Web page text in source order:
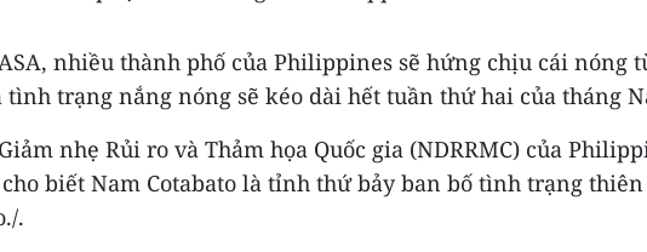
nhiều thành phố của Philippines sẽ hứng chịu cái nóng
tình trạng nắng nóng sẽ kéo dài hết tuần thứ hai của tháng
nhẹ Rủi ro và Thảm họa Quốc gia (NDRRMC) của
cho biết Nam Cotabato là tỉnh thứ bảy ban bố tình trạng
.